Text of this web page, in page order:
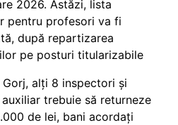
2026. Astăzi, lista
pentru profesori va fi
după repartizarea
pe posturi titularizabile
Gorj, alți 8 inspectori și
trebuie să returneze
de lei, bani acordați